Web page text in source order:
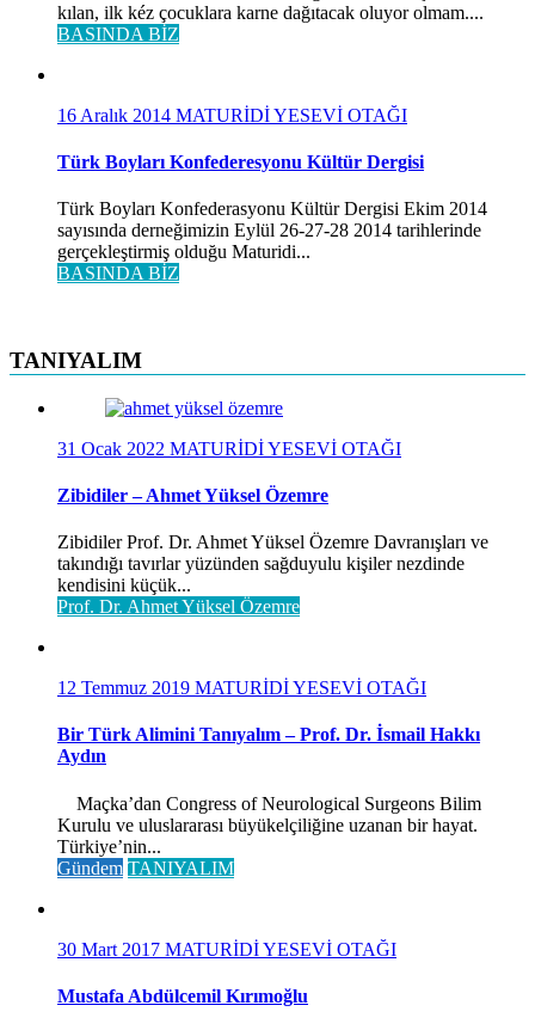
kılan, ilk kéz çocuklara karne dağıtacak oluyor olmam....
BASINDA BİZ
16 Aralık 2014 MATURİDİ YESEVİ OTAĞI
Türk Boyları Konfederesyonu Kültür Dergisi
Türk Boyları Konfederasyonu Kültür Dergisi Ekim 2014
sayısında derneğimizin Eylül 26-27-28 2014 tarihlerinde
gerçekleştirmiş olduğu Maturidi...
BASINDA BİZ
TANIYALIM
31 Ocak 2022 MATURİDİ YESEVİ OTAĞI
Zibidiler – Ahmet Yüksel Özemre
Zibidiler Prof. Dr. Ahmet Yüksel Özemre Davranışları ve
takındığı tavırlar yüzünden sağduyulu kişiler nezdinde
kendisini küçük...
Prof. Dr. Ahmet Yüksel Özemre
12 Temmuz 2019 MATURİDİ YESEVİ OTAĞI
Bir Türk Alimini Tanıyalım – Prof. Dr. İsmail Hakkı
Aydın
Maçka’dan Congress of Neurological Surgeons Bilim
Kurulu ve uluslararası büyükelçiliğine uzanan bir hayat.
Türkiye’nin...
Gündem TANIYALIM
30 Mart 2017 MATURİDİ YESEVİ OTAĞI
Mustafa Abdülcemil Kırımoğlu